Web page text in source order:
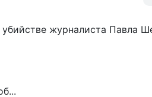
журналиста Павла